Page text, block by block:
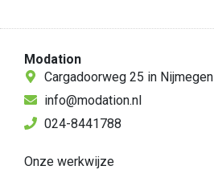
Modation
Cargadoorweg 25 in Nijmegen
info@modation.nl
024-8441788
Onze werkwijze